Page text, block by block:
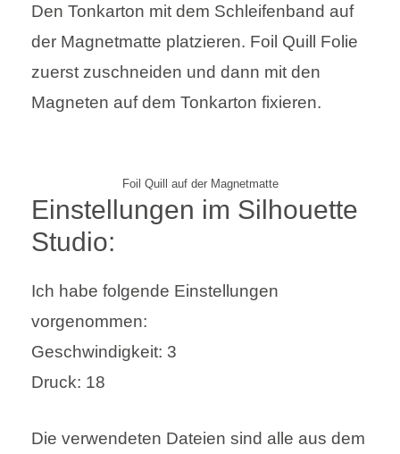
Den Tonkarton mit dem Schleifenband auf
der Magnetmatte platzieren. Foil Quill Folie
zuerst zuschneiden und dann mit den
Magneten auf dem Tonkarton fixieren.
Foil Quill auf der Magnetmatte
Einstellungen im Silhouette
Studio:
Ich habe folgende Einstellungen
vorgenommen:
Geschwindigkeit: 3
Druck: 18
Die verwendeten Dateien sind alle aus dem